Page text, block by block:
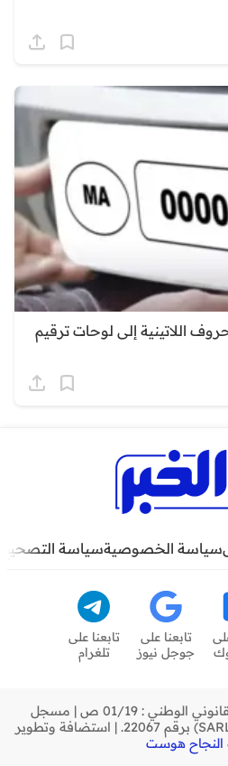
اللاتينية إلى لوحات ترقيم
سياسة الخصوصيةسياسة التصحيح
تابعنا على
جوجل نيوز
تابعنا على
تلغرام
أنا الخبر © 2026 | الإيداع القانوني الوطني : 01/19 ص | مسجل
كشركة محدودة المسؤولية (SARL) برقم 22067. | استضافة وتطوير
النجاح هوست